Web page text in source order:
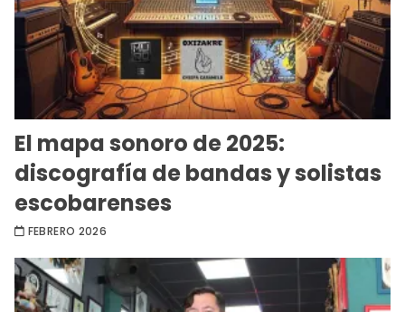
El mapa sonoro de 2025:
discografía de bandas y solistas
escobarenses
FEBRERO 2026